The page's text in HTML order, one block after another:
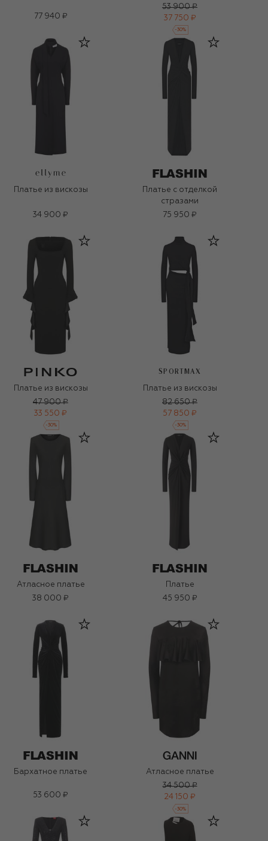
77 940 ₽
53 900 ₽
37 750 ₽
-30%
Платье из вискозы
34 900 ₽
Платье с отделкой
стразами
75 950 ₽
Платье из вискозы
47 900 ₽
33 550 ₽
-30%
SPORTMAX
Платье из вискозы
82 650 ₽
57 850 ₽
-30%
Атласное платье
38 000 ₽
Платье
45 950 ₽
Бархатное платье
53 600 ₽
Атласное платье
34 500 ₽
24 150 ₽
-30%